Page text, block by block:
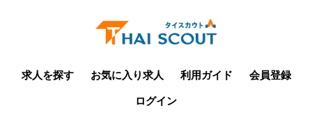
求人を探す お気に入り求人 利用ガイド
会員登録
ログイン